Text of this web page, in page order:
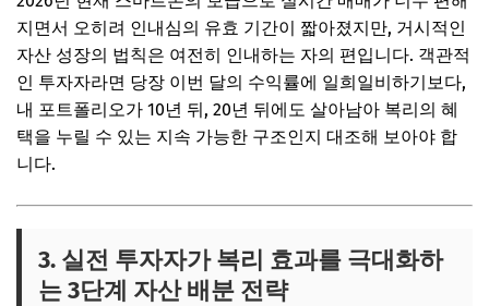
지면서 오히려 인내심의 유효 기간이 짧아졌지만, 거시적인
자산 성장의 법칙은 여전히 인내하는 자의 편입니다. 객관적
인 투자자라면 당장 이번 달의 수익률에 일희일비하기보다,
내 포트폴리오가 10년 뒤, 20년 뒤에도 살아남아 복리의 혜
택을 누릴 수 있는 지속 가능한 구조인지 대조해 보아야 합
니다.
3. 실전 투자자가 복리 효과를 극대화하
는 3단계 자산 배분 전략